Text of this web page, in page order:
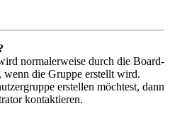
normalerweise durch die Board-
wenn die Gruppe erstellt wird.
erstellen möchtest, dann
kontaktieren.